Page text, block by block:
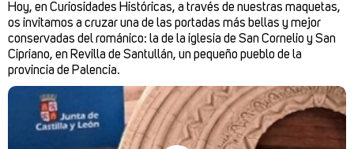
Hoy, en Curiosidades Históricas, a través de nuestras maquetas,
os invitamos a cruzar una de las portadas más bellas y mejor
conservadas del románico: la de la iglesia de San Cornelio y San
Cipriano, en Revilla de Santullán, un pequeño pueblo de la
provincia de Palencia.